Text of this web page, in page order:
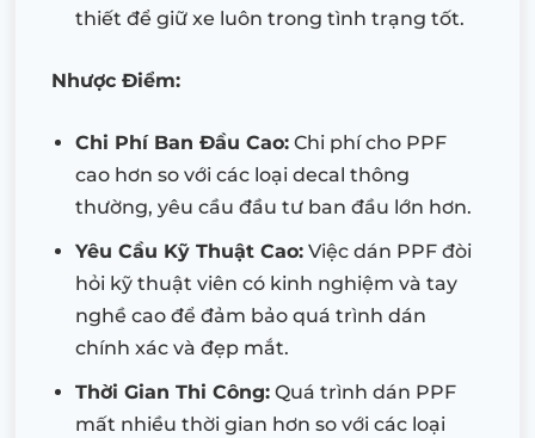
thiết để giữ xe luôn trong tình trạng tốt.
Nhược Điểm:
Chi Phí Ban Đầu Cao: Chi phí cho PPF
cao hơn so với các loại decal thông
thường, yêu cầu đầu tư ban đầu lớn hơn.
Yêu Cầu Kỹ Thuật Cao: Việc dán PPF đòi
hỏi kỹ thuật viên có kinh nghiệm và tay
nghề cao để đảm bảo quá trình dán
chính xác và đẹp mắt.
Thời Gian Thi Công: Quá trình dán PPF
mất nhiều thời gian hơn so với các loại